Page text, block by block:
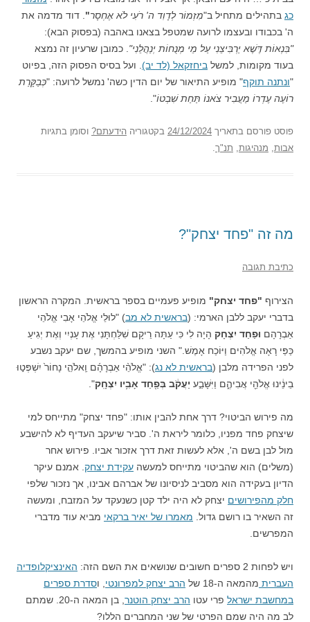
כג בתהילים מתחיל ב"מִזְמוֹר לְדָוִד ה' רֹעִי לֹא אֶחְסָר" . דוד מדמה את
ה' בכבודו ובעצמו לרועה שמטפל בצאנו באהבה (בפסוק הבא):
"בִּנְאוֹת דֶּשֶׁא יַרְבִּיצֵנִי עַל מֵי מְנֻחוֹת יְנַהֲלֵנִי" . כמובן שרעיון זה נמצא
בעוד מקומות, למשל ביחזקאל (לד יב) . ועל בסיס הפסוק הזה, בפיוט
"ונתנה תוקף" מופיע התיאור של יום הדין כשה' נמשל לרועה: "כְּבַקָּרַת
רוֹעֶה עֶדְרוֹ מַעֲבִיר צֹאנוֹ תַּחַת שִׁבְטוֹ".
פוסט פורסם בתאריך 24/12/2024 בקטגוריה הידעתם? וסומן בתגיות
אבות מנהיגות תנ"ך
מה זה "פחד יצחק"?
כתיבת תגובה
הצירוף "פחד יצחק" מופיע פעמיים בספר בראשית. המקרה הראשון
בדברי יעקב ללבן הארמי: (בראשית לא מב) "לוּלֵי אֱלֹהֵי אָבִי אֱלֹהֵי
אַבְרָהָם וּפַחַד יִצְחָק הָיָה לִי כִּי עַתָּה רֵיקָם שִׁלַּחְתָּנִי אֶת עָנְיִי וְאֶת יְגִיעַ
כַּפַּי רָאָה אֱלֹהִים וַיּוֹכַח אָמֶשׁ." השני מופיע בהמשך, שם יעקב נשבע
לפני הפרידה מלבן (בראשית לא נג): "אֱלֹהֵ֨י אַבְרָהָ֜ם וֵֽאלֹהֵ֤י נָחוֹר֙ יִשְׁפְּט֣וּ
בֵינֵ֔ינוּ אֱלֹהֵ֖י אֲבִיהֶ֑ם וַיִּשָּׁבַ֣ע יַעֲקֹ֔ב בְּפַ֖חַד אָבִ֥יו יִצְחָֽק".
מה פירוש הביטוי? דרך אחת להבין אותו: "פחד יצחק" מתייחס למי
שיצחק פחד מפניו, כלומר ליראת ה'. סביר שיעקב העדיף לא להישבע
מול לבן בשם ה', אלא לעשות זאת דרך אזכור אביו. פירוש אחר
(משלים) הוא שהביטוי מתייחס למעשה עקידת יצחק . אמנם עיקר
הדיון בעקידה הוא מסביב לניסיונו של אברהם אבינו, אך נזכור שלפי
חלק מהפירושים יצחק לא היה ילד קטן כשנעקד על המזבח, ומעשה
זה השאיר בו רושם גדול. מאמרו של יאיר ברקאי מביא עוד מדברי
המפרשים.
ויש לפחות 2 ספרים חשובים שנושאים את השם הזה:
האינציקלופדיה
העברית מהמאה ה-18 של הרב יצחק למפרונטי , וסדרת ספרים
במחשבת ישראל פרי עטו הרב יצחק הוטנר
, בן המאה ה-20. שמתם
לב מה היה שמם הפרטי של שני המחברים הללו?